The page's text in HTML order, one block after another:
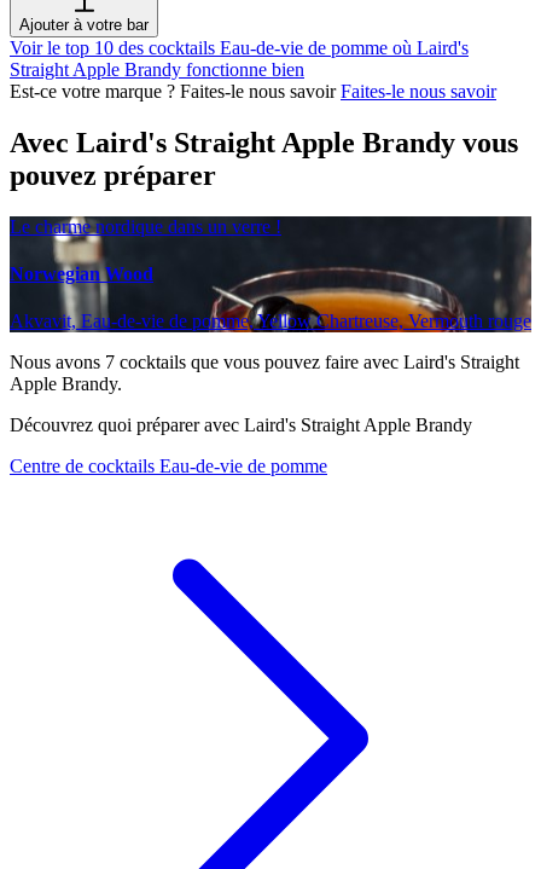
Ajouter à votre bar
Voir le top 10 des cocktails Eau-de-vie de pomme où Laird's
Straight Apple Brandy fonctionne bien
Est-ce votre marque ? Faites-le nous savoirFaites-le nous savoir
Avec Laird's Straight Apple Brandy vous
pouvez préparer
Le charme nordique dans un verre !
Norwegian Wood
Akvavit, Eau-de-vie de pomme, Yellow Chartreuse, Vermouth rouge
Nous avons 7 cocktails que vous pouvez faire avec Laird's Straight
Apple Brandy.
Découvrez quoi préparer avec Laird's Straight Apple Brandy
Centre de cocktails Eau-de-vie de pomme